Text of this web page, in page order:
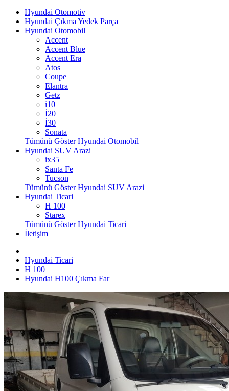
Hyundai Otomotiv
Hyundai Çıkma Yedek Parça
Hyundai Otomobil
Accent
Accent Blue
Accent Era
Atos
Coupe
Elantra
Getz
i10
İ20
İ30
Sonata
Tümünü Göster Hyundai Otomobil
Hyundai SUV Arazi
ix35
Santa Fe
Tucson
Tümünü Göster Hyundai SUV Arazi
Hyundai Ticari
H 100
Starex
Tümünü Göster Hyundai Ticari
İletişim
Hyundai Ticari
H 100
Hyundai H100 Çıkma Far